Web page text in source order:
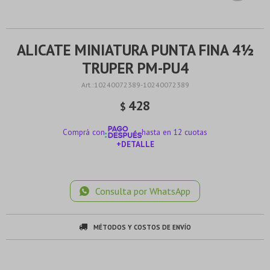
ALICATE MINIATURA PUNTA FINA 4½
TRUPER PM-PU4
10240072389-10240072389
$ 428
Comprá con
hasta en 12 cuotas
+DETALLE
Consulta por WhatsApp
MÉTODOS Y COSTOS DE ENVÍO